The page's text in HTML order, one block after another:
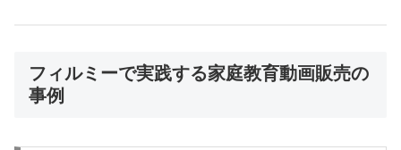
フィルミーで実践する家庭教育動画販売の
事例